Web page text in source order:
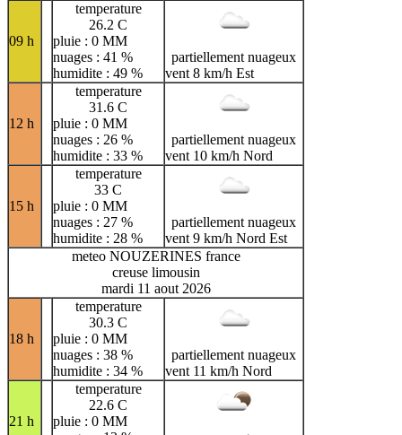
09 h
temperature
26.2 C
pluie : 0 MM
nuages : 41 %
humidite : 49 %
partiellement nuageux
vent 8 km/h Est
12 h
temperature
31.6 C
pluie : 0 MM
nuages : 26 %
humidite : 33 %
partiellement nuageux
vent 10 km/h Nord
15 h
temperature
33 C
pluie : 0 MM
nuages : 27 %
humidite : 28 %
partiellement nuageux
vent 9 km/h Nord Est
meteo NOUZERINES france
creuse limousin
mardi 11 aout 2026
18 h
temperature
30.3 C
pluie : 0 MM
nuages : 38 %
humidite : 34 %
partiellement nuageux
vent 11 km/h Nord
21 h
temperature
22.6 C
pluie : 0 MM